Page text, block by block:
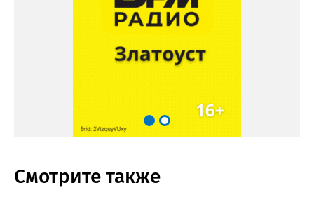
Смотрите также